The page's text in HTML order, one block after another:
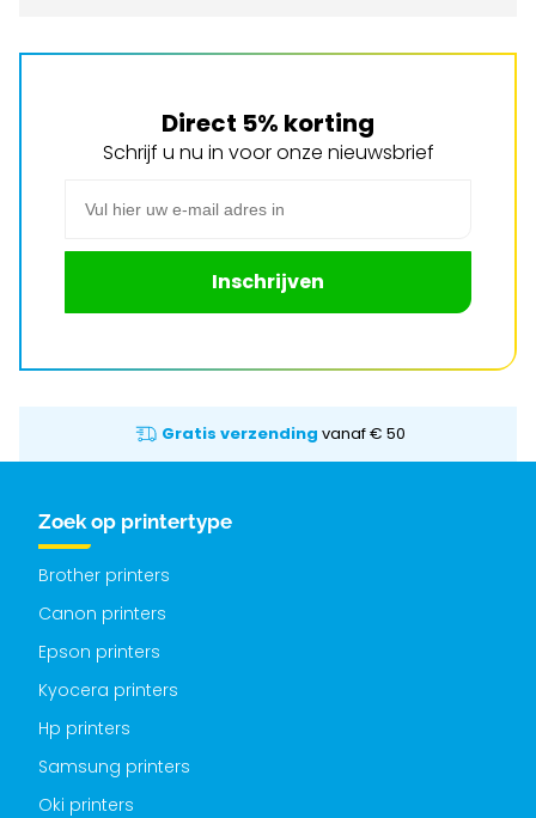
Direct 5% korting
Schrijf u nu in voor onze nieuwsbrief
Inschrijven
Gratis verzending vanaf € 50
Zoek op printertype
Brother printers
Canon printers
Epson printers
Kyocera printers
Hp printers
Samsung printers
Oki printers